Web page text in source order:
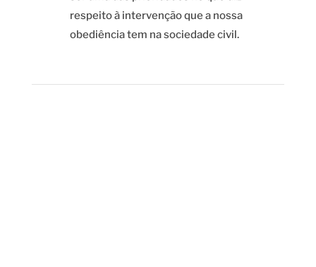
respeito à intervenção que a nossa
obediência tem na sociedade civil.